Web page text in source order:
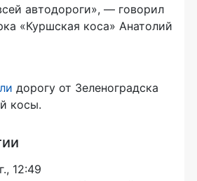
автодороги», — говорил
«Куршская коса» Анатолий
дорогу от Зеленоградска
косы.
12:49